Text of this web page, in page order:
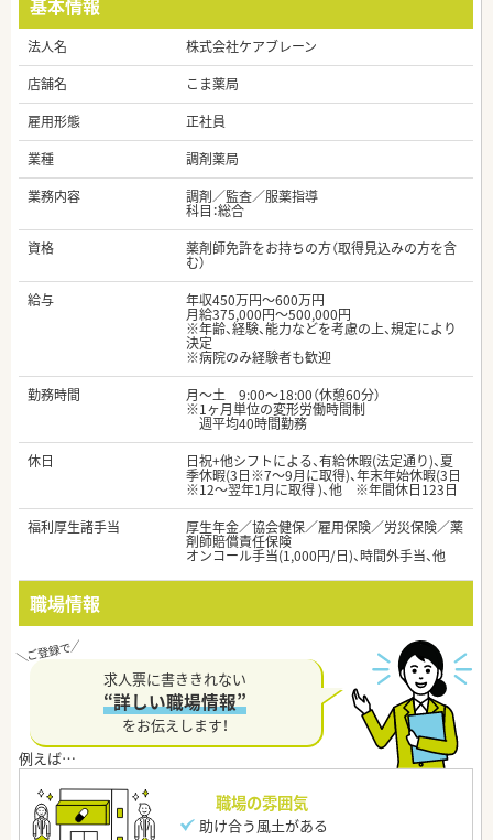
基本情報
法人名
株式会社ケアブレーン
店舗名
こま薬局
雇用形態
正社員
業種
調剤薬局
業務内容
調剤／監査／服薬指導
科目：総合
資格
薬剤師免許をお持ちの方（取得見込みの方を含
む）
給与
年収450万円～600万円
月給375,000円～500,000円
※年齢、経験、能力などを考慮の上、規定により
決定
※病院のみ経験者も歓迎
勤務時間
月～​土 9:00～18:00（休憩60分）
※1ヶ月単位の変形労働時間制
週平均40時間勤務
休日
日祝+他シフトによる、有給休暇(法定通り)、夏
季休暇(3日※7～9月に取得)、年末年始休暇(3日
※12～翌年1月に取得 )、他 ※年間休日123日
福利厚生諸手当
厚生年金／協会健保／雇用保険／労災保険／薬
剤師賠償責任保険
オンコール手当(1,000円/日)、時間外手当、他
職場情報
求人票に書ききれない
“詳しい職場情報”
をお伝えします！
職場の雰囲気
助け合う風土がある